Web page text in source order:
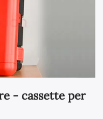
- cassette per